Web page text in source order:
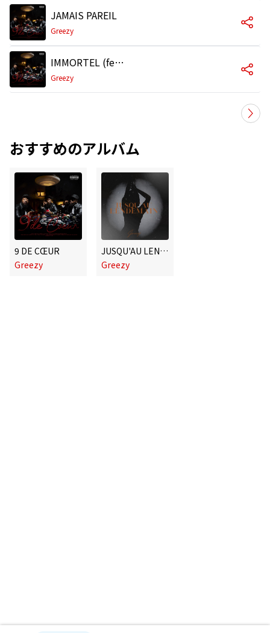
JAMAIS PAREIL
Greezy
IMMORTEL (feat. Princek)
Greezy
おすすめのアルバム
9 DE CŒUR
Greezy
JUSQU'AU LENDEMAIN
Greezy